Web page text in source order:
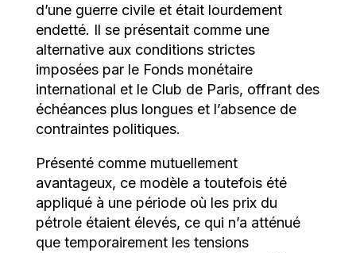
d’une guerre civile et était lourdement
endetté. Il se présentait comme une
alternative aux conditions strictes
imposées par le Fonds monétaire
international et le Club de Paris, offrant des
échéances plus longues et l’absence de
contraintes politiques.
Présenté comme mutuellement
avantageux, ce modèle a toutefois été
appliqué à une période où les prix du
pétrole étaient élevés, ce qui n’a atténué
que temporairement les tensions